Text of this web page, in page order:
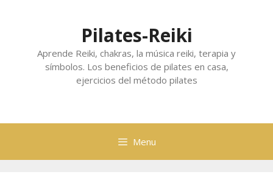
Pilates-Reiki
Aprende Reiki, chakras, la música reiki, terapia y
símbolos. Los beneficios de pilates en casa,
ejercicios del método pilates
Menu